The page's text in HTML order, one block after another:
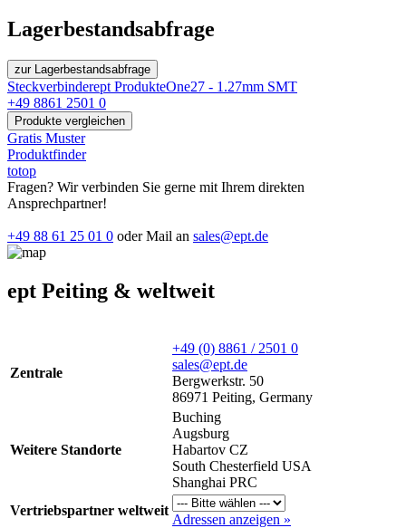
Lagerbestandsabfrage
zur Lagerbestandsabfrage
Steckverbinderept ProdukteOne27 - 1.27mm SMT
+49 8861 2501 0
Produkte vergleichen
Gratis Muster
Produktfinder
totop
Fragen? Wir verbinden Sie gerne mit Ihrem direkten
Ansprechpartner!
+49 88 61 25 01 0 oder Mail an sales@ept.de
ept Peiting & weltweit
Zentrale
+49 (0) 8861 / 2501 0
sales@ept.de
Bergwerkstr. 50
86971 Peiting, Germany
Weitere Standorte
Buching
Augsburg
Habartov CZ
South Chesterfield USA
Shanghai PRC
Vertriebspartner weltweit
Adressen anzeigen »